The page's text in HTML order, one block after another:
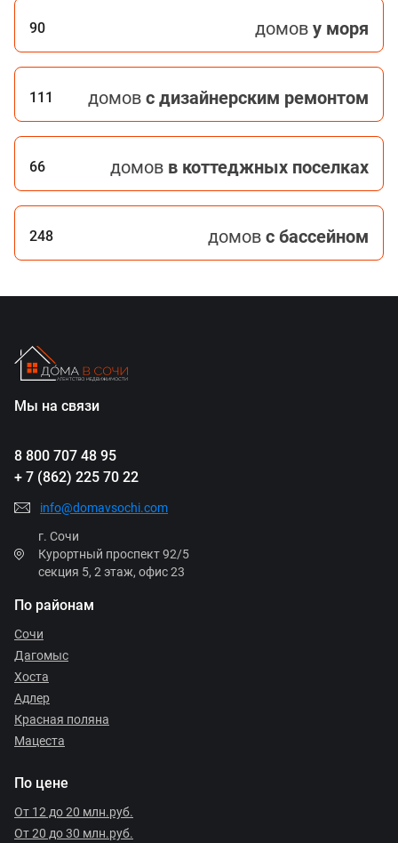
90 домов у моря
111 домов с дизайнерским ремонтом
66 домов в коттеджных поселках
248 домов с бассейном
Мы на связи
8 800 707 48 95
+ 7 (862) 225 70 22
info@domavsochi.com
г. Сочи
Курортный проспект 92/5
секция 5, 2 этаж, офис 23
По районам
Сочи
Дагомыс
Хоста
Адлер
Красная поляна
Мацеста
По цене
От 12 до 20 млн.руб.
От 20 до 30 млн.руб.